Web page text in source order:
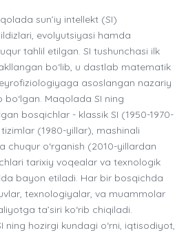
sun’iy intellekt (SI)
evolyutsiyasi hamda
tahlil etilgan. SI tushunchasi ilk
bo‘lib, u dastlab matematik
asoslangan nazariy
Maqolada SI ning
bosqichlar - klassik SI (1950-1970-
(1980-yillar), mashinali
chuqur o‘rganish (2010-yillardan
tarixiy voqealar va texnologik
bayon etiladi. Har bir bosqichda
texnologiyalar, va muammolar
ta’siri ko‘rib chiqiladi.
ning hozirgi kundagi o‘rni, iqtisodiyot,